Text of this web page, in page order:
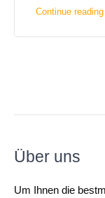
Continue reading
Über uns
Um Ihnen die